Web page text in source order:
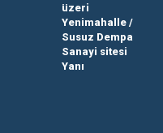
üzeri
Yenimahalle /
Susuz Dempa
Sanayi sitesi
Yanı